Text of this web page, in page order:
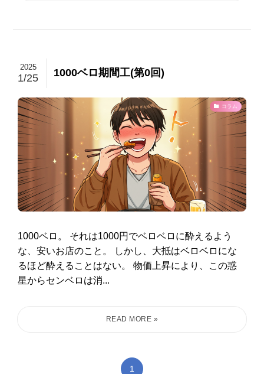
1000ベロ期間工(第0回)
2025
1/25
コラム
1000ベロ。 それは1000円でベロベロに酔えるよう
な、安いお店のこと。 しかし、大抵はベロベロにな
るほど酔えることはない。 物価上昇により、この惑
星からセンベロは消...
1